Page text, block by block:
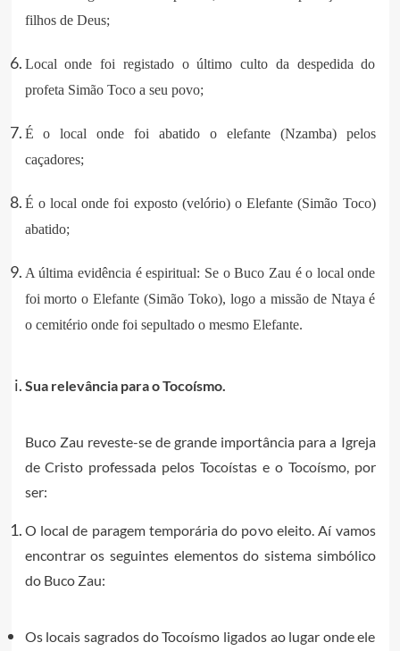
filhos de Deus;
Local onde foi registado o último culto da despedida do
profeta Simão Toco a seu povo;
É o local onde foi abatido o elefante (Nzamba) pelos
caçadores;
É o local onde foi exposto (velório) o Elefante (Simão Toco)
abatido;
A última evidência é espiritual: Se o Buco Zau é o local onde
foi morto o Elefante (Simão Toko), logo a missão de Ntaya é
o cemitério onde foi sepultado o mesmo Elefante.
Sua relevância para o Tocoísmo.
Buco Zau reveste-se de grande importância para a Igreja
de Cristo professada pelos Tocoístas e o Tocoísmo, por
ser:
O local de paragem temporária do povo eleito. Aí vamos
encontrar os seguintes elementos do sistema simbólico
do Buco Zau:
Os locais sagrados do Tocoísmo ligados ao lugar onde ele